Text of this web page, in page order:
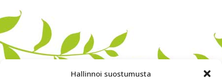
Hallinnoi suostumusta